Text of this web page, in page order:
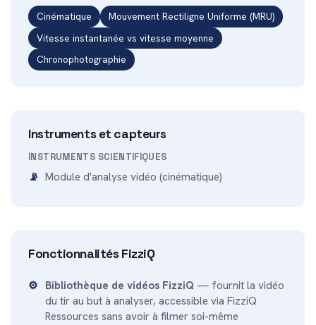
Cinématique
Mouvement Rectiligne Uniforme (MRU)
Vitesse instantanée vs vitesse moyenne
Chronophotographie
Instruments et capteurs
INSTRUMENTS SCIENTIFIQUES
Module d'analyse vidéo (cinématique)
Fonctionnalités FizziQ
Bibliothèque de vidéos FizziQ — fournit la vidéo
du tir au but à analyser, accessible via FizziQ
Ressources sans avoir à filmer soi-même